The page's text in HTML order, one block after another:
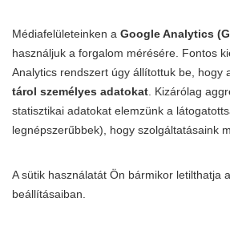
Médiafelületeinken a Google Analytics
használjuk a forgalom mérésére. Fontos
Analytics rendszert úgy állítottuk be, hogy
tárol személyes adatokat . Kizárólag
statisztikai adatokat elemzünk a
legnépszerűbbek), hogy szolgáltatásaink
A sütik használatát Ön bármikor letilthatja
beállításaiban.